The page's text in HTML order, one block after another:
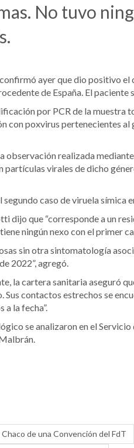
No tuvo
ayer que dio positivo el
de España. El paciente
por PCR de la muestra
con poxvirus pertenecientes
observación realizada
partículas virales de dicho
caso de viruela símica
dijo que “corresponde a un
ningún nexo con el primer
sin otra sintomatología
2022”, agregó.
la cartera sanitaria aseguró
contactos estrechos se
la fecha”.
se analizaron en el
de una Convención del FdT